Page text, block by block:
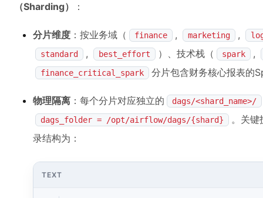
（Sharding）
：
分片维度 ：按业务域（ finance , marketing ,
standard
, best_effort ）、技术栈（ spark ,
finance_critical_spark 分片包含财务核心报表的
物理隔离 ：每个分片对应独立的
dags/<shard_name>/
dags_folder = /opt/airflow/dags/{shard}
。关键
录结构为：
TEXT